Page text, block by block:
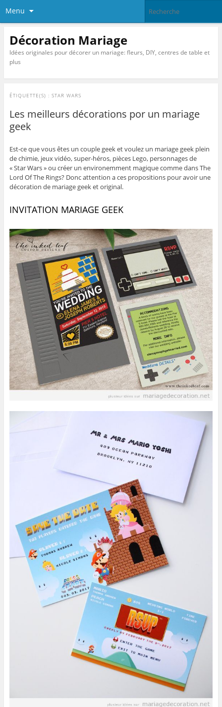
Menu
Décoration Mariage
Idées originales pour décorer un mariage: fleurs, DIY, centres de table et
plus
ÉTIQUETTE(S) : STAR WARS
Les meilleurs décorations por un mariage
geek
Est-ce que vous êtes un couple geek et voulez un mariage geek plein
de chimie, jeux vidéo, super-héros, pièces Lego, personnages de
« Star Wars » ou créer un environemment magique comme dans The
Lord Of The Rings? Donc attention a ces propositions pour avoir une
décoration de mariage geek et original.
INVITATION MARIAGE GEEK